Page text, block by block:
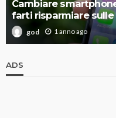
Cambiare
farti risparmiare sulle
god 1 anno ago
ADS